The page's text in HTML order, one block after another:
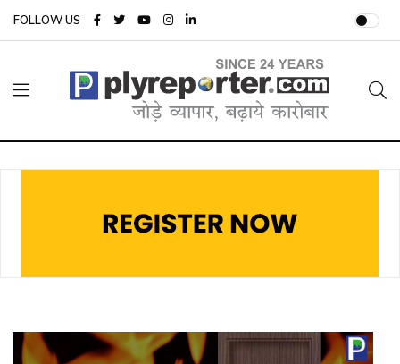
FOLLOW US